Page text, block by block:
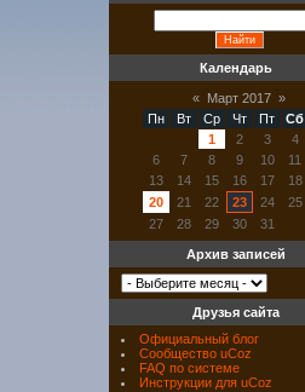
Календарь
« Март 2017 »
Пн
Вт Ср Чт Пт Сб
1
2 3 4
6
7 8 9 10 11
13
14 15 16 17 18
20
21 22 23 24 25
27
28 29 30 31
Архив записей
Друзья сайта
Официальный блог
Сообщество uCoz
FAQ по системе
Инструкции для uCoz